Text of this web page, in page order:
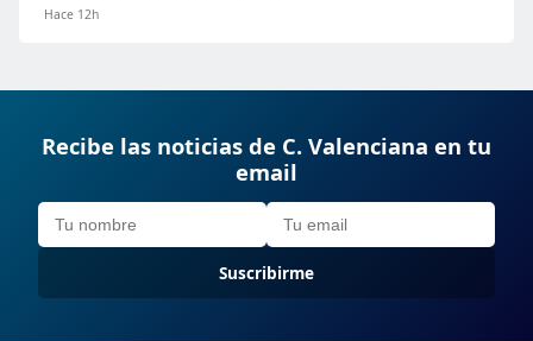
Hace 12h
Recibe las noticias de C. Valenciana en tu
email
Suscribirme